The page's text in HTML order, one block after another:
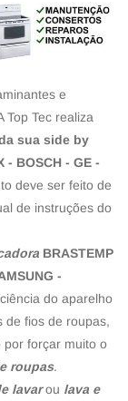
e
Top Tec realiza
sua side by
- BOSCH - GE -
deve ser feito de
de instruções do
BRASTEMP
-
do aparelho
de fios de roupas,
por forçar muito o
roupas.
lavarou lava e